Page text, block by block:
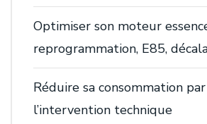
Optimiser son moteur
reprogrammation, E85,
Réduire sa consommation par
l’intervention technique